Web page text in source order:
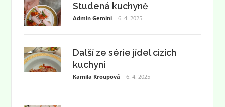
Studená kuchyně
Admin Gemini 6. 4. 2025
Další ze série jídel cizích
kuchyní
Kamila Kroupová 6. 4. 2025